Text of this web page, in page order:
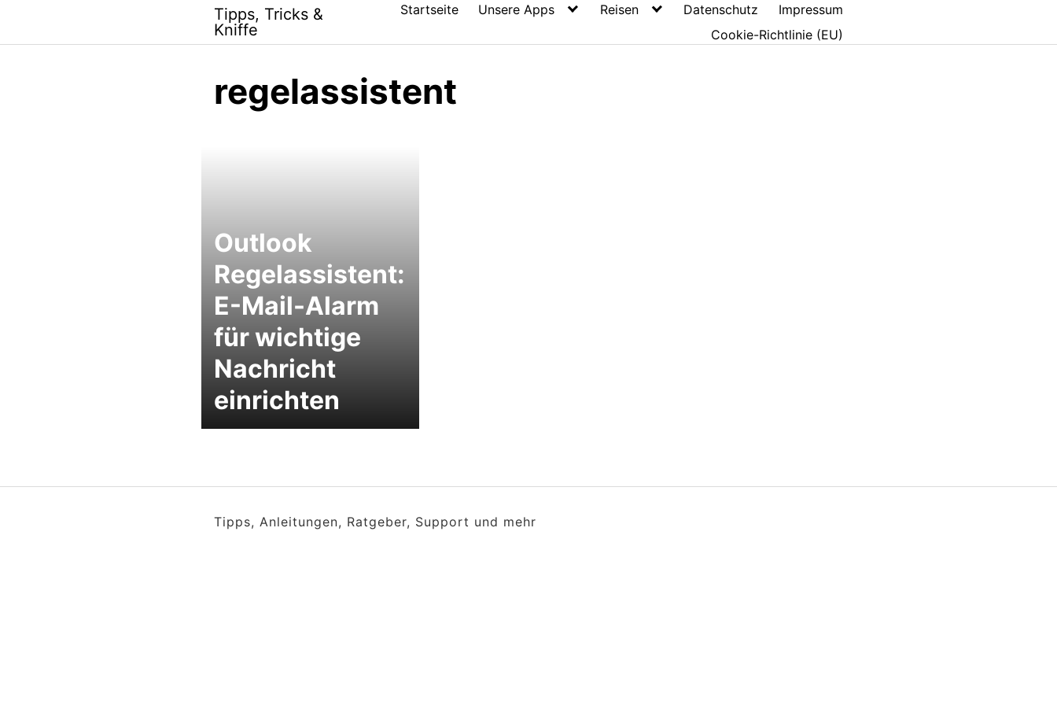
content
Tipps, Tricks &
Kniffe
Startseite Unsere Apps Reisen Datenschutz
Impressum
Cookie-Richtlinie (EU)
regelassistent
Outlook
Regelassistent:
E-Mail-Alarm
für wichtige
Nachricht
einrichten
Tipps, Anleitungen, Ratgeber, Support und mehr